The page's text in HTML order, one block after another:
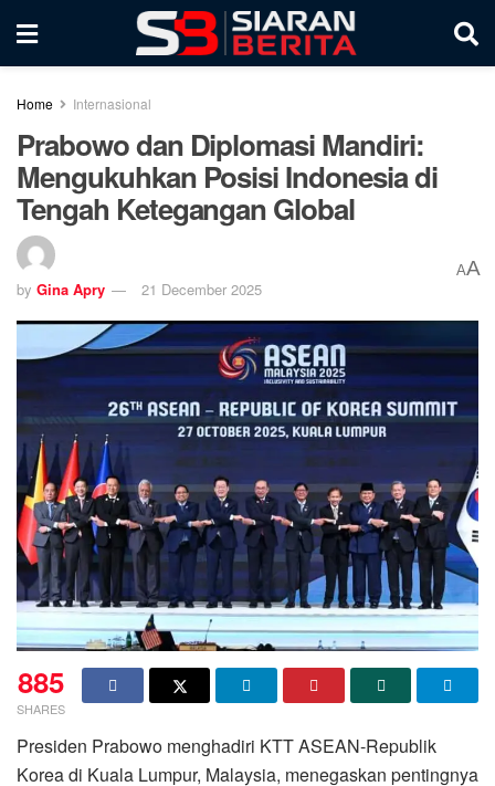
Home Internasional
Prabowo dan Diplomasi Mandiri:
Mengukuhkan Posisi Indonesia di
Tengah Ketegangan Global
by Gina Apry 21 December 2025
AA
885
SHARES
Presiden Prabowo menghadiri KTT ASEAN-Republik
Korea di Kuala Lumpur, Malaysia, menegaskan pentingnya